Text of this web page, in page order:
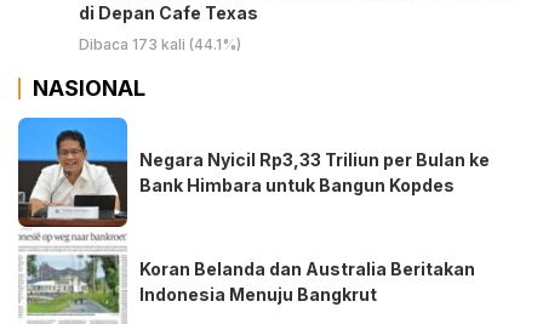
di Depan Cafe Texas
Dibaca 173 kali (44.1%)
NASIONAL
Negara Nyicil Rp3,33 Triliun per Bulan ke
Bank Himbara untuk Bangun Kopdes
Koran Belanda dan Australia Beritakan
Indonesia Menuju Bangkrut